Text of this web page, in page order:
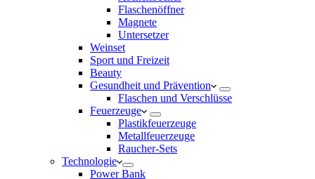
Flaschenöffner
Magnete
Untersetzer
Weinset
Sport und Freizeit
Beauty
Gesundheit und Prävention
Flaschen und Verschlüsse
Feuerzeuge
Plastikfeuerzeuge
Metallfeuerzeuge
Raucher-Sets
Technologie
Power Bank